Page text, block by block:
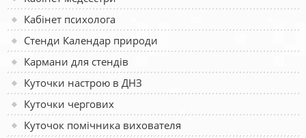
Кабінет психолога
Стенди Календар природи
Кармани для стендів
Куточки настрою в ДНЗ
Куточки чергових
Куточок помічника вихователя